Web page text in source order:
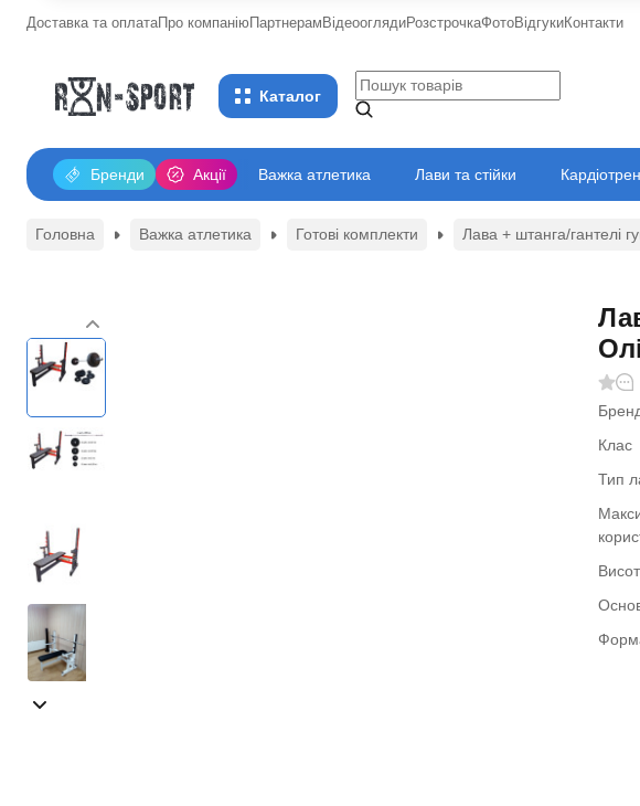
Доставка та оплатаПро компаніюПартнерамВідеооглядиРозстрочкаФотоВідгукиКонтакти
Каталог
Акції
Бренди Важка атлетика Лави та стійки
Головна Важка атлетика Готові комплекти Лава + штанга/гантелі
Клас
Тип